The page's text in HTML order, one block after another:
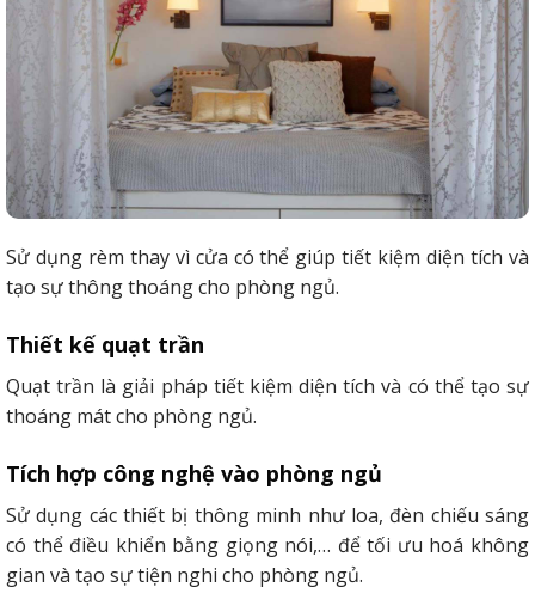
Sử dụng rèm thay vì cửa có thể giúp tiết kiệm diện tích và
tạo sự thông thoáng cho phòng ngủ.
Thiết kế quạt trần
Quạt trần là giải pháp tiết kiệm diện tích và có thể tạo sự
thoáng mát cho phòng ngủ.
Tích hợp công nghệ vào phòng ngủ
Sử dụng các thiết bị thông minh như loa, đèn chiếu sáng
có thể điều khiển bằng giọng nói,… để tối ưu hoá không
gian và tạo sự tiện nghi cho phòng ngủ.